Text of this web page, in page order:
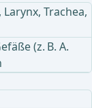
Trachea,
(z. B. A.